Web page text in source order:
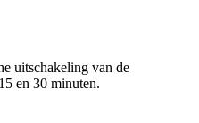
uitschakeling van de
en 30 minuten.